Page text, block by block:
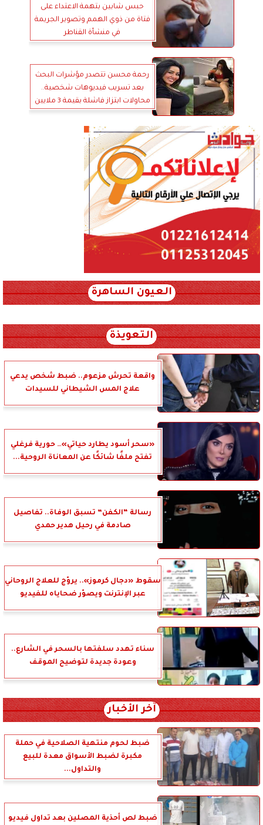
حبس شابين بتهمة الاعتداء على
فتاة من ذوي الهمم وتصوير الجريمة
في منشأة القناطر
رحمة محسن تتصدر مؤشرات البحث
بعد تسريب فيديوهات شخصية..
محاولات ابتزاز فاشلة بقيمة 3 ملايين
العيون الساهرة
التعويذة
واقعة تحرش مزعوم.. ضبط شخص يدعي
علاج المس الشيطاني للسيدات
«سحر أسود يطارد حياتي»… حورية فرغلي
تفتح ملفًا شائكًا عن المعاناة الروحية...
رسالة “الكفن” تسبق الوفاة.. تفاصيل
صادمة في رحيل هدير حمدي
سقوط «دجال كرموز».. يروّج للعلاج الروحاني
عبر الإنترنت ويصوّر ضحاياه للفيديو
سناء تهدد سلفتها بالسحر في الشارع..
وعودة جديدة لتوضيح الموقف
آخر الأخبار
ضبط لحوم منتهية الصلاحية في حملة
مكبرة لضبط الأسواق معدة للبيع
والتداول...
ضبط لص أحذية المصلين بعد تداول فيديو